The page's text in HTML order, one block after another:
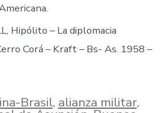
Hipólito – La diplomacia
Corá – Kraft – Bs- As. 1958 –
Brasil, alianza militar,